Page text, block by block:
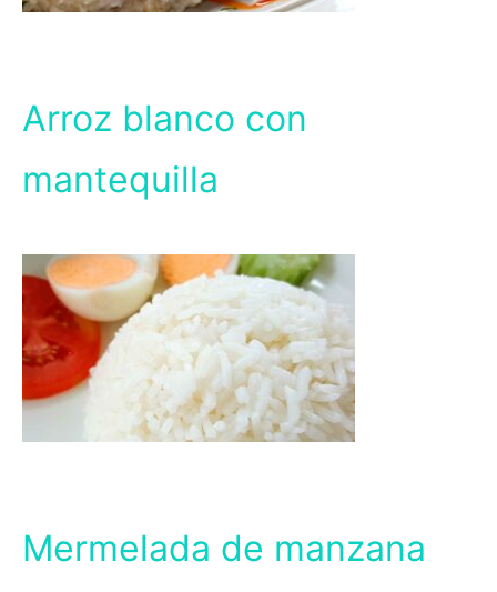
Arroz blanco con
mantequilla
Mermelada de manzana